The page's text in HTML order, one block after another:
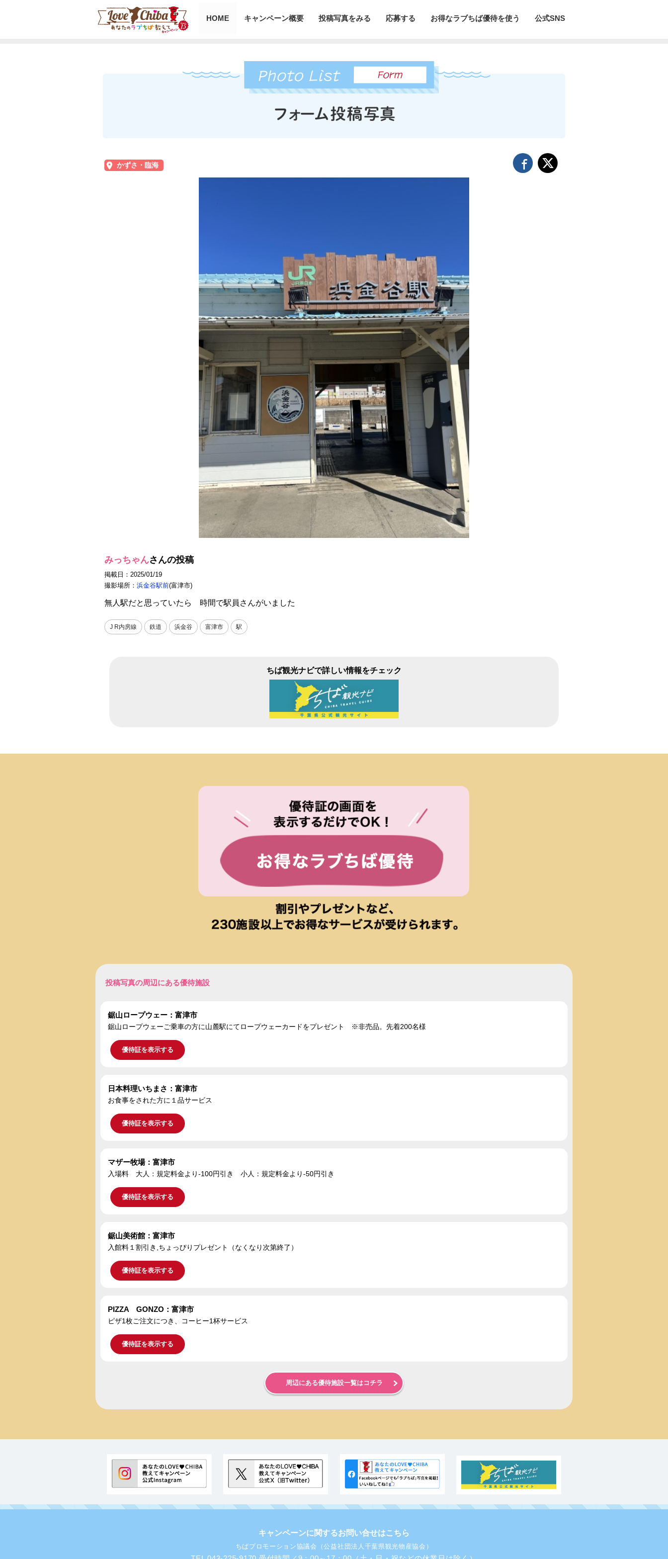
HOME キャンペーン概要 投稿写真をみる 応募する お得なラブちば優待を使う 公式SNS
かずさ・臨海
みっちゃんさんの投稿
掲載日：2025/01/19
撮影場所： 浜金谷駅前(富津市)
無人駅だと思っていたら 時間で駅員さんがいました
J R内房線 鉄道 浜金谷 富津市 駅
ちば観光ナビで詳しい情報をチェック
投稿写真の周辺にある優待施設
鋸山ロープウェー：富津市
鋸山ロープウェーご乗車の方に山麓駅にてロープウェーカードをプレゼント ※非売品。先着200名様
優待証を表示する
日本料理いちまさ：富津市
お食事をされた方に１品サービス
優待証を表示する
マザー牧場：富津市
入場料 大人：規定料金より-100円引き 小人：規定料金より-50円引き
優待証を表示する
鋸山美術館：富津市
入館料１割引き,ちょっぴりプレゼント（なくなり次第終了）
優待証を表示する
PIZZA GONZO：富津市
ピザ1枚ご注文につき、コーヒー1杯サービス
優待証を表示する
周辺にある優待施設一覧はコチラ
キャンペーンに関するお問い合せはこちら
ちばプロモーション協議会（公益社団法人千葉県観光物産協会）